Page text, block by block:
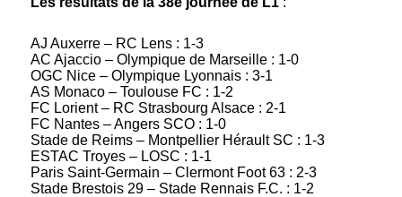
AJ Auxerre – RC Lens : 1-3
AC Ajaccio – Olympique de Marseille : 1-0
OGC Nice – Olympique Lyonnais : 3-1
AS Monaco – Toulouse FC : 1-2
FC Lorient – RC Strasbourg Alsace : 2-1
FC Nantes – Angers SCO : 1-0
Stade de Reims – Montpellier Hérault SC : 1-3
ESTAC Troyes – LOSC : 1-1
Paris Saint-Germain – Clermont Foot 63 : 2-3
Stade Brestois 29 – Stade Rennais F.C. : 1-2